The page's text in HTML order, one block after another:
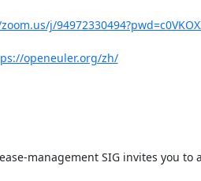
j/
openeuler.org/zh/
management SIG invites you